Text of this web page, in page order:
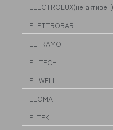
ELECTROLUX(не активен)
ELETTROBAR
ELFRAMO
ELITECH
ELIWELL
ELOMA
ELTEK